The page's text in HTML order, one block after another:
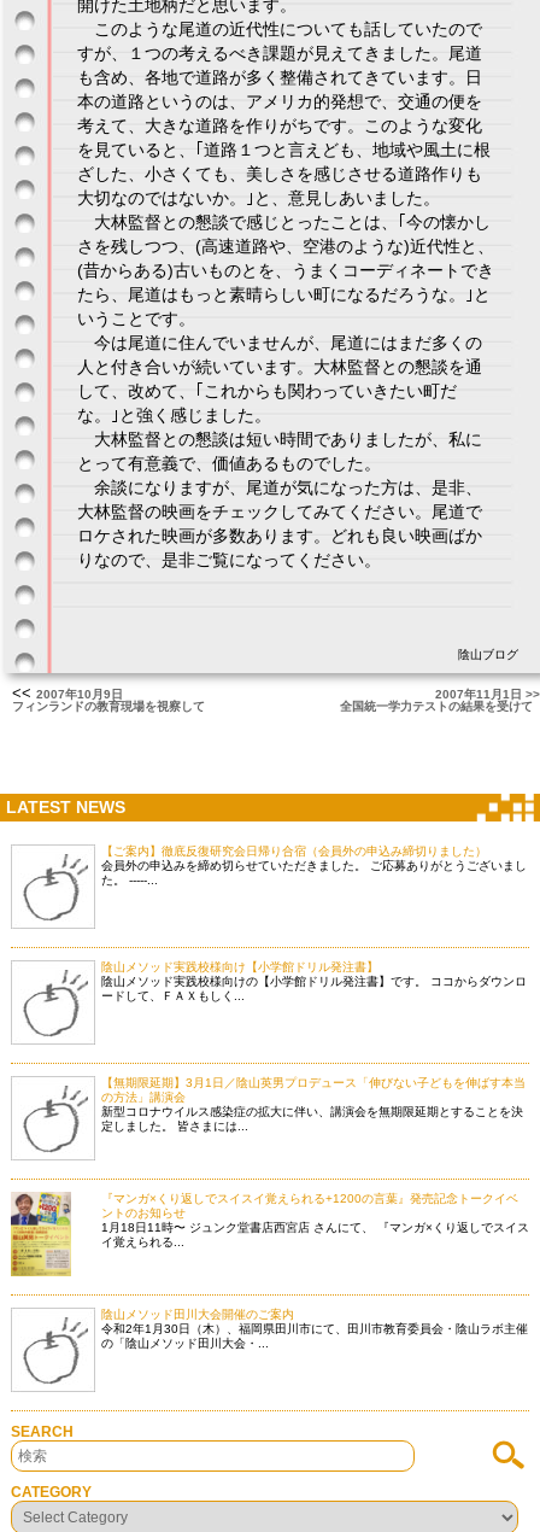
開けた土地柄だと思います。
このような尾道の近代性についても話していたので
すが、１つの考えるべき課題が見えてきました。尾道
も含め、各地で道路が多く整備されてきています。日
本の道路というのは、アメリカ的発想で、交通の便を
考えて、大きな道路を作りがちです。このような変化
を見ていると、｢道路１つと言えども、地域や風土に根
ざした、小さくても、美しさを感じさせる道路作りも
大切なのではないか。｣と、意見しあいました。
大林監督との懇談で感じとったことは、｢今の懐かし
さを残しつつ、(高速道路や、空港のような)近代性と、
(昔からある)古いものとを、うまくコーディネートでき
たら、尾道はもっと素晴らしい町になるだろうな。｣と
いうことです。
今は尾道に住んでいませんが、尾道にはまだ多くの
人と付き合いが続いています。大林監督との懇談を通
して、改めて、｢これからも関わっていきたい町だ
な。｣と強く感じました。
大林監督との懇談は短い時間でありましたが、私に
とって有意義で、価値あるものでした。
余談になりますが、尾道が気になった方は、是非、
大林監督の映画をチェックしてみてください。尾道で
ロケされた映画が多数あります。どれも良い映画ばか
りなので、是非ご覧になってください。
陰山ブログ
<< 2007年10月9日
フィンランドの教育現場を視察して
2007年11月1日 >>
全国統一学力テストの結果を受けて
LATEST NEWS
【ご案内】徹底反復研究会日帰り合宿（会員外の申込み締切りました）
会員外の申込みを締め切らせていただきました。 ご応募ありがとうございまし
た。 -----...
陰山メソッド実践校様向け【小学館ドリル発注書】
陰山メソッド実践校様向けの【小学館ドリル発注書】です。 ココからダウンロ
ードして、ＦＡＸもしく...
【無期限延期】3月1日／陰山英男プロデュース「伸びない子どもを伸ばす本当
の方法」講演会
新型コロナウイルス感染症の拡大に伴い、講演会を無期限延期とすることを決
定しました。 皆さまには...
『マンガ×くり返しでスイスイ覚えられる+1200の言葉』発売記念トークイベ
ントのお知らせ
1月18日11時〜 ジュンク堂書店西宮店 さんにて、 『マンガ×くり返しでスイス
イ覚えられる...
陰山メソッド田川大会開催のご案内
令和2年1月30日（木）、福岡県田川市にて、田川市教育委員会・陰山ラボ主催
の「陰山メソッド田川大会・...
SEARCH
CATEGORY